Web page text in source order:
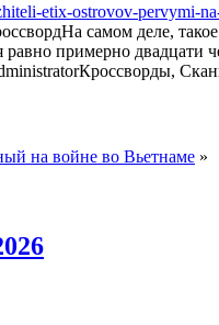
etix-ostrovov-pervymi-
На самом деле,
примерно двадцати
Кроссворды,
на войне во Вьетнаме »